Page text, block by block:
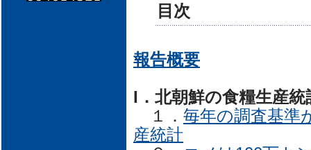
目次
報告概要
I．北朝鮮の食糧生産統
１． 毎年の調査基準
産統計